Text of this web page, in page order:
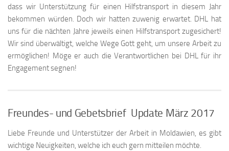
dass wir Unterstützung für einen Hilfstransport in diesem Jahr
bekommen würden. Doch wir hatten zuwenig erwartet. DHL hat
uns für die nächten Jahre jeweils einen Hilfstransport zugesichert!
Wir sind überwältigt, welche Wege Gott geht, um unsere Arbeit zu
ermöglichen! Möge er auch die Verantwortlichen bei DHL für ihr
Engagement segnen!
Freundes- und Gebetsbrief Update März 2017
Liebe Freunde und Unterstützer der Arbeit in Moldawien, es gibt
wichtige Neuigkeiten, welche ich euch gern mitteilen möchte.